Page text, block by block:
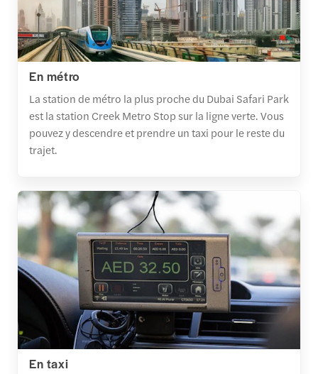
En métro
La station de métro la plus proche du Dubai Safari Park
est la station Creek Metro Stop sur la ligne verte. Vous
pouvez y descendre et prendre un taxi pour le reste du
trajet.
En taxi